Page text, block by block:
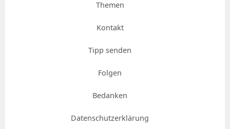
Themen
Kontakt
Tipp senden
Folgen
Bedanken
Datenschutzerklärung